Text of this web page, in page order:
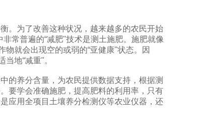
。为了改善这种状况，越来越多的农民开始
常普遍的“减肥"技术是测土施肥。施肥就像
就会出现空的或弱的“亚健康"状态。因
地“减重"。
养分含量，为农民提供数据支持，根据测
要学会准确施肥，提高肥料的利用率，只有
应用全项目土壤养分检测仪等农业仪器，还